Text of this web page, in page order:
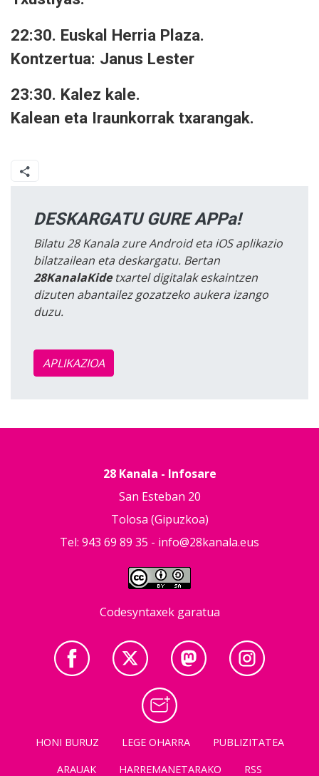
22:30. Euskal Herria Plaza.
Kontzertua: Janus Lester
23:30. Kalez kale.
Kalean eta Iraunkorrak txarangak.
DESKARGATU GURE APPa!
Bilatu 28 Kanala zure Android eta iOS aplikazio
bilatzailean eta deskargatu. Bertan
28KanalaKidetxartel digitalak eskaintzen
dizuten abantailez gozatzeko aukera izango
duzu.
APLIKAZIOA
28 Kanala - Infosare
San Esteban 20
Tolosa (Gipuzkoa)
Tel: 943 69 89 35 - info@28kanala.eus
Codesyntaxek garatua
HONI BURUZ LEGE OHARRA
PUBLIZITATEA
ARAUAK
HARREMANETARAKO RSS